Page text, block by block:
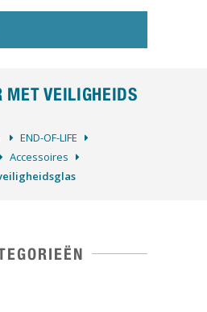
MET VEILIGHEIDS
­END-OF-LIFE
Accessoires